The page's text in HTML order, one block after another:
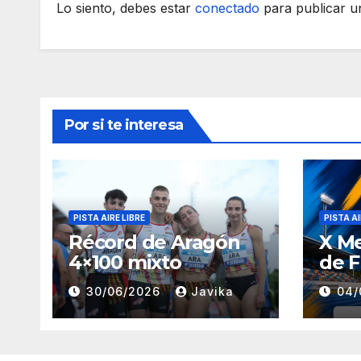
Lo siento, debes estar conectado para publicar
Por si te interesa
PISTA AIRE LIBRE
Récord de Aragón
4×100 mixto
30/06/2026 Javika
PISTA
X
de